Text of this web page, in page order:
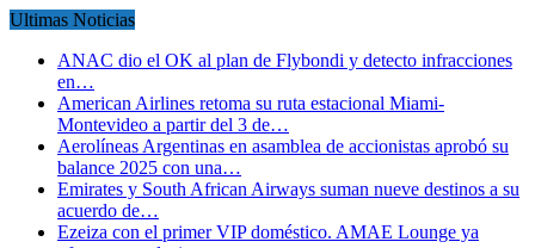
Ultimas Noticias
ANAC dio el OK al plan de Flybondi y detecto infracciones
en…
American Airlines retoma su ruta estacional Miami-
Montevideo a partir del 3 de…
Aerolíneas Argentinas en asamblea de accionistas aprobó su
balance 2025 con una…
Emirates y South African Airways suman nueve destinos a su
acuerdo de…
Ezeiza con el primer VIP doméstico. AMAE Lounge ya